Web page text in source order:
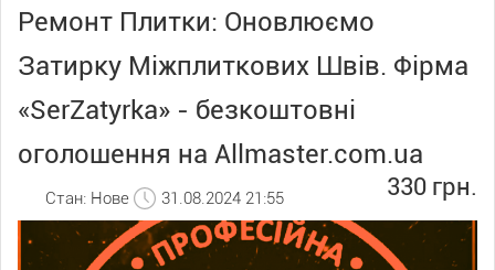
Ремонт Плитки: Оновлюємо
Затирку Міжплиткових Швів. Фірма
«SerZatyrka» - безкоштовні
оголошення на Allmaster.com.ua
330 грн.
Стан: Нове 31.08.2024 21:55